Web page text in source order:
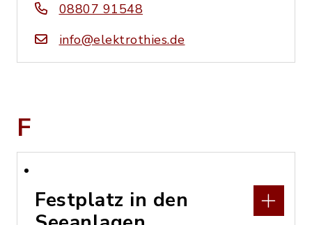
08807 91548
info@elektrothies.de
F
Festplatz in den